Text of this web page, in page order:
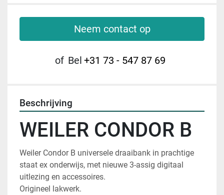
Neem contact op
of Bel +31 73 - 547 87 69
Beschrijving
WEILER CONDOR B
Weiler Condor B universele draaibank in prachtige
staat ex onderwijs, met nieuwe 3-assig digitaal
uitlezing en accessoires.
Origineel lakwerk.